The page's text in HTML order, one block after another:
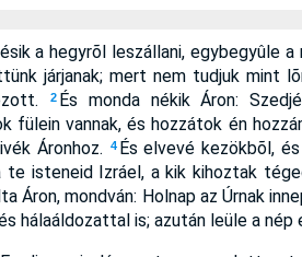
a hegyrõl leszállani, egybegyûle
járjanak; mert nem tudjuk mint
2 És monda nékik Áron:
fülein vannak, és hozzátok én
Áronhoz.
4 És elvevé kezökbõl,
isteneid Izráel, a kik kihoztak
Áron, mondván: Holnap az Úrnak
hálaáldozattal is; azután leüle a nép